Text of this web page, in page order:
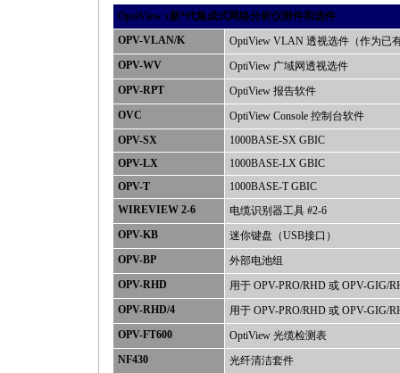
OptiView x新*代集成式网络分析仪附件和选件
OPV-VLAN/K
OptiView VLAN 透视选件（作为已
OPV-WV
OptiView 广域网透视选件
OPV-RPT
OptiView 报告软件
OVC
OptiView Console 控制台软件
OPV-SX
1000BASE-SX GBIC
OPV-LX
1000BASE-LX GBIC
OPV-T
1000BASE-T GBIC
WIREVIEW 2-6
电缆识别器工具 #2-6
OPV-KB
迷你键盘（USB接口）
OPV-BP
外部电池组
OPV-RHD
用于 OPV-PRO/RHD 或 OPV-GIG/
OPV-RHD/4
用于 OPV-PRO/RHD 或 OPV-GIG/
OPV-FT600
OptiView 光缆检测表
NF430
光纤清洁套件